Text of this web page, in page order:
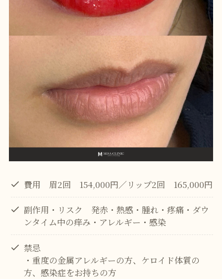
費用 眉2回 154,000円／リップ2回 165,000円
副作用・リスク 発赤・熱感・腫れ・疼痛・ダウ
ンタイム中の痒み・アレルギー・感染
禁忌
・重度の金属アレルギーの方、ケロイド体質の
方、感染症をお持ちの方